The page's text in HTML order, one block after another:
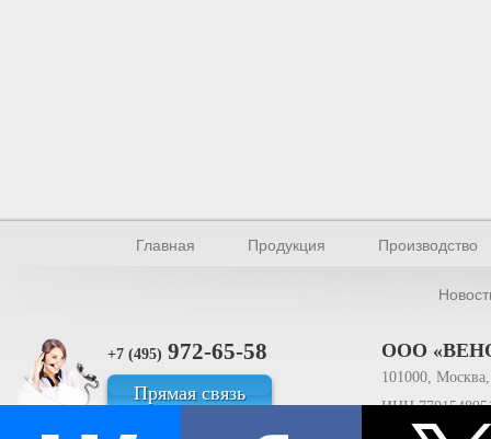
Главная Продукция Производство
+7 (495) 972-65-58
Прямая связь
ООО
101000,
ИНН